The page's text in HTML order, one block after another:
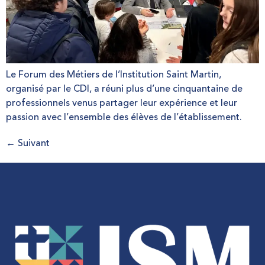
Le Forum des Métiers de l’Institution Saint Martin,
organisé par le CDI, a réuni plus d’une cinquantaine de
professionnels venus partager leur expérience et leur
passion avec l’ensemble des élèves de l’établissement.
← Suivant